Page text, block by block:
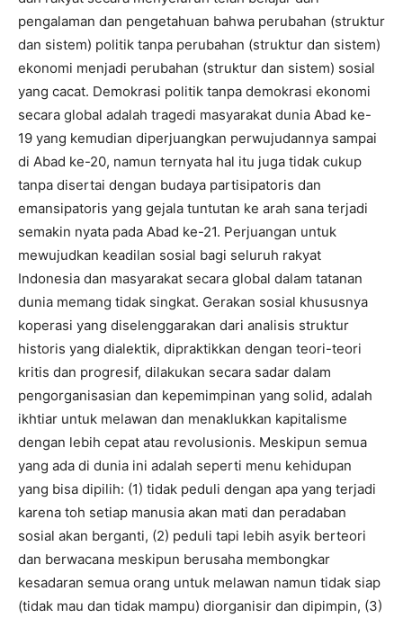
pengalaman dan pengetahuan bahwa perubahan (struktur
dan sistem) politik tanpa perubahan (struktur dan sistem)
ekonomi menjadi perubahan (struktur dan sistem) sosial
yang cacat. Demokrasi politik tanpa demokrasi ekonomi
secara global adalah tragedi masyarakat dunia Abad ke-
19 yang kemudian diperjuangkan perwujudannya sampai
di Abad ke-20, namun ternyata hal itu juga tidak cukup
tanpa disertai dengan budaya partisipatoris dan
emansipatoris yang gejala tuntutan ke arah sana terjadi
semakin nyata pada Abad ke-21. Perjuangan untuk
mewujudkan keadilan sosial bagi seluruh rakyat
Indonesia dan masyarakat secara global dalam tatanan
dunia memang tidak singkat. Gerakan sosial khususnya
koperasi yang diselenggarakan dari analisis struktur
historis yang dialektik, dipraktikkan dengan teori-teori
kritis dan progresif, dilakukan secara sadar dalam
pengorganisasian dan kepemimpinan yang solid, adalah
ikhtiar untuk melawan dan menaklukkan kapitalisme
dengan lebih cepat atau revolusionis. Meskipun semua
yang ada di dunia ini adalah seperti menu kehidupan
yang bisa dipilih: (1) tidak peduli dengan apa yang terjadi
karena toh setiap manusia akan mati dan peradaban
sosial akan berganti, (2) peduli tapi lebih asyik berteori
dan berwacana meskipun berusaha membongkar
kesadaran semua orang untuk melawan namun tidak siap
(tidak mau dan tidak mampu) diorganisir dan dipimpin, (3)